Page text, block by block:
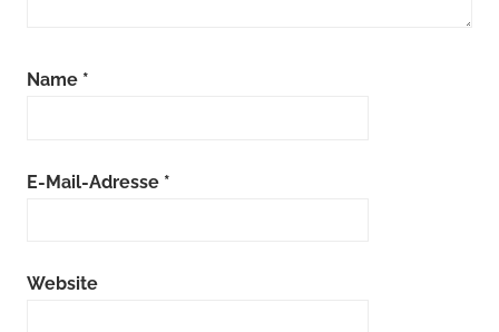
Name *
E-Mail-Adresse *
Website